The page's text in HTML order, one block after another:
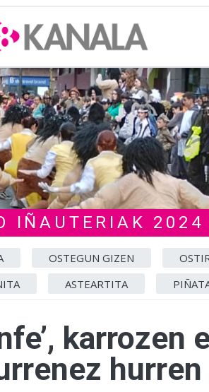
IÑAUTERIAK 2024
OSTEGUN GIZEN
ASTEARTITA
hurren